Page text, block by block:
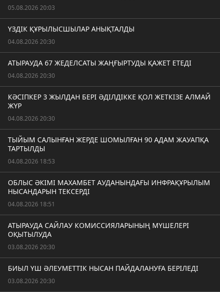
05.08.2026 20:03
ҮЗДІК ҚҰРЫЛЫСШЫЛАР АНЫҚТАЛДЫ
04.08.2026 20:30
АТЫРАУДА 67 ЖЕДЕЛСАТЫ ЖАҢҒЫРТУДЫ ҚАЖЕТ ЕТЕДІ
04.08.2026 20:30
КӘСІПКЕР 3 ЖЫЛДАН БЕРІ ӘДІЛДІККЕ ҚОЛ ЖЕТКІЗЕ АЛМАЙ
ЖҮР
04.08.2026 20:30
ТЫЙЫМ САЛЫНҒАН ЖЕРДЕ ШОМЫЛҒАН 90 АДАМ ЖАУАПҚА
ТАРТЫЛДЫ
04.08.2026 18:53
ОБЛЫС ӘКІМІ МАХАМБЕТ АУДАНЫНДАҒЫ ИНФРАҚҰРЫЛЫМ
НЫСАНДАРЫН ТЕКСЕРДІ
04.08.2026 18:51
АТЫРАУДА САЙЛАУ КОМИССИЯЛАРЫНЫҢ МҮШЕЛЕРІ
ОҚЫТЫЛУДА
03.08.2026 20:30
БИЫЛ ҮШ ӘЛЕУМЕТТІК НЫСАН ПАЙДАЛАНУҒА БЕРІЛЕДІ
03.08.2026 20:30